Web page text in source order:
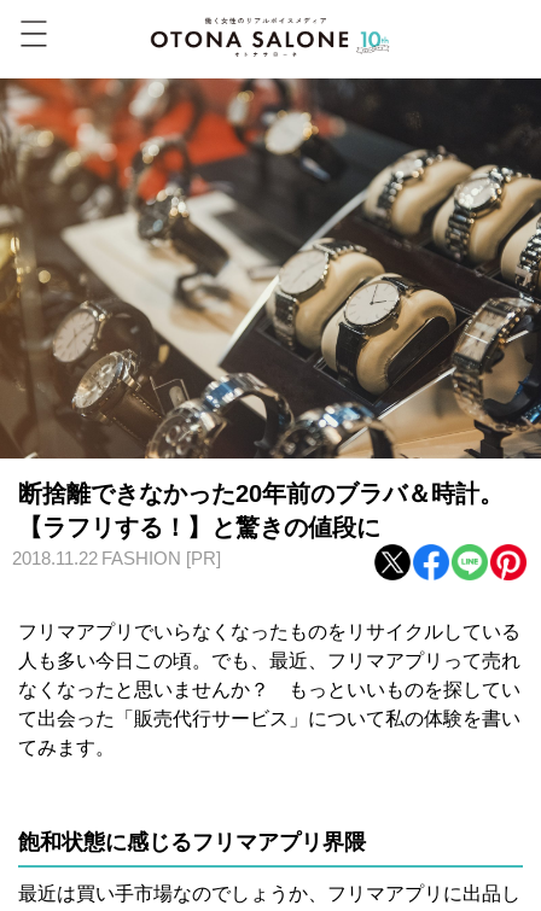
断捨離できなかった20年前のブラバ＆時計。
【ラフリする！】と驚きの値段に
2018.11.22 FASHION [PR]
フリマアプリでいらなくなったものをリサイクルしている
人も多い今日この頃。 でも、最近、フリマアプリって売れ
なくなったと思いませんか？ もっといいものを探してい
て出会った「販売代行サービス」について私の体験を書い
てみます。
飽和状態に感じるフリマアプリ界隈
最近は買い手市場なのでしょうか、フリマアプリに出品し